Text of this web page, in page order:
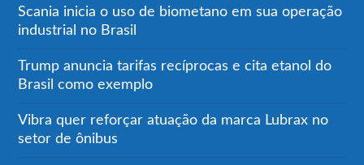
Scania inicia o uso de biometano em sua operação
industrial no Brasil
Trump anuncia tarifas recíprocas e cita etanol do
Brasil como exemplo
Vibra quer reforçar atuação da marca Lubrax no
setor de ônibus